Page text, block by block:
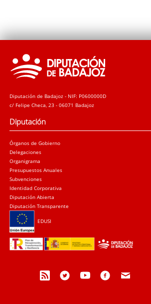
Diputación de Badajoz - NIF: P0600000D
c/ Felipe Checa, 23 - 06071 Badajoz
Diputación
Órganos de Gobierno
Delegaciones
Organigrama
Presupuestos Anuales
Subvenciones
Identidad Corporativa
Diputación Abierta
Diputación Transparente
EDUSI